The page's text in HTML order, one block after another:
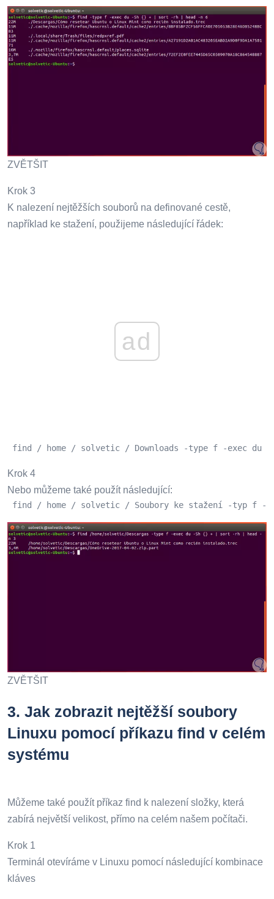
ZVĚTŠIT
Krok 3
K nalezení nejtěžších souborů na definované cestě,
například ke stažení, použijeme následující řádek:
ad
find / home / solvetic / Downloads -type f -exec
Krok 4
Nebo můžeme také použít následující:
find / home / solvetic / Soubory ke stažení -typ
ZVĚTŠIT
3. Jak zobrazit nejtěžší soubory
Linuxu pomocí příkazu find v celém
systému
Můžeme také použít příkaz find k nalezení složky, která
zabírá největší velikost, přímo na celém našem počítači.
Krok 1
Terminál otevíráme v Linuxu pomocí následující kombinace
kláves